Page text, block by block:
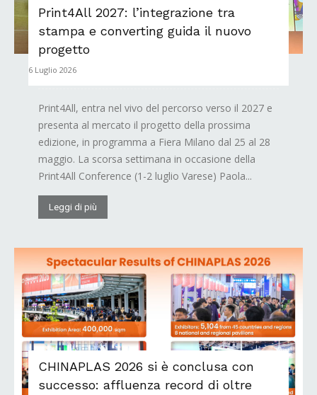
Print4All 2027: l’integrazione tra
stampa e converting guida il nuovo
progetto
6 Luglio 2026
Print4All, entra nel vivo del percorso verso il 2027 e
presenta al mercato il progetto della prossima
edizione, in programma a Fiera Milano dal 25 al 28
maggio. La scorsa settimana in occasione della
Print4All Conference (1-2 luglio Varese) Paola...
Leggi di più
CHINAPLAS 2026 si è conclusa con
successo: affluenza record di oltre